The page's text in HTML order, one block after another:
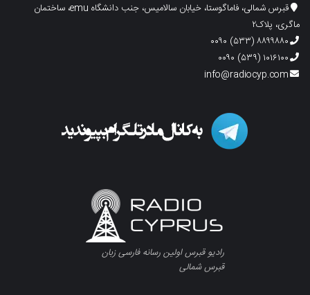
قبرس شمالی، فاماگوستا، خیابان سالامیس، جنب دانشگاه emu، ساختمان
ماگری، پلاک۲
۸۸۹۹۸۸۰ (۵۳۳) ۰۰۹۰
۱۰۱۶۱۰۰ (۵۳۹) ۰۰۹۰
info@radiocyp.com
رادیو قبرس اولین رسانه فارسی زبان
قبرس شمالی